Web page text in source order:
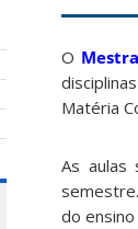
O
Matéria
As aulas
do